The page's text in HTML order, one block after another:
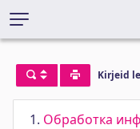
Kirjeid
1. Обработка